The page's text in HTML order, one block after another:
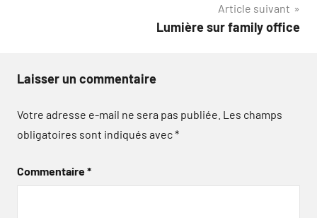
Article suivant
Lumière sur family office
Laisser un commentaire
Votre adresse e-mail ne sera pas publiée. Les champs
obligatoires sont indiqués avec*
Commentaire*